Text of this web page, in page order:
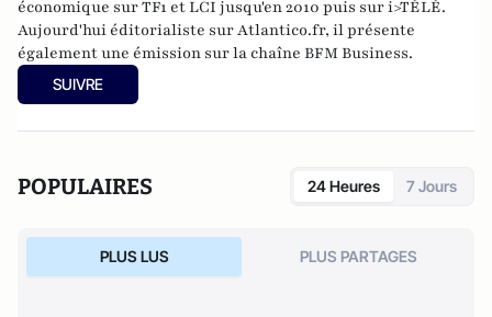
économique sur TF1 et LCI jusqu'en 2010 puis sur i>TÉLÉ.
Aujourd'hui éditorialiste sur Atlantico.fr, il présente
également une émission sur la chaîne BFM Business.
SUIVRE
POPULAIRES 24 Heures 7 Jours
PLUS LUS PLUS PARTAGES